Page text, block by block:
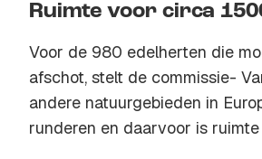
Ruimte voor circa
Voor de 980 edelherten die
afschot, stelt de commissie-
andere natuurgebieden in
runderen en daarvoor is